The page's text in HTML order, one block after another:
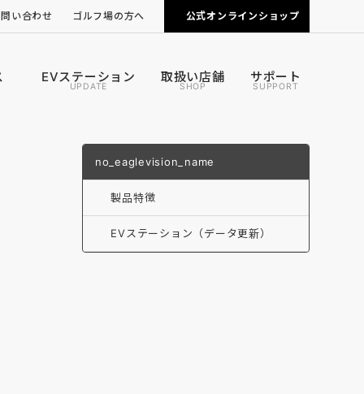
い合わせ ゴルフ場の方へ
カートナビの導入について
公式オンラインショップ
EVステーション
UPDATE
取扱い店舗
SHOP
サポート
SUPPORT
no_eaglevision_name
製品特徴
EVステーション（データ更新）